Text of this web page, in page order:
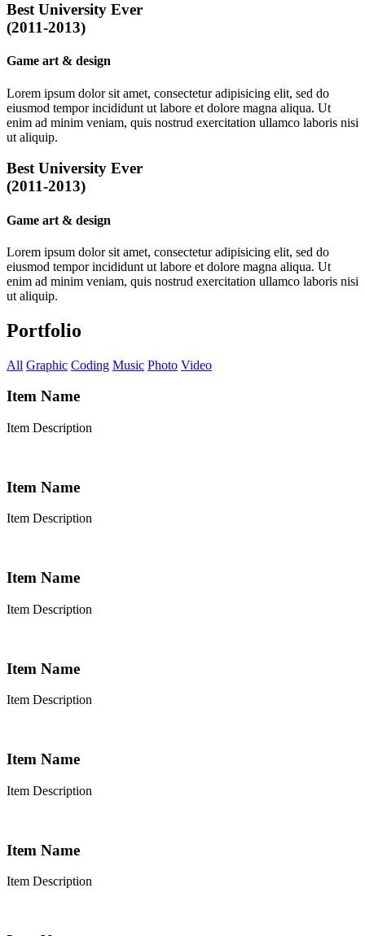
Best University Ever
(2011-2013)
Game art & design
Lorem ipsum dolor sit amet, consectetur adipisicing elit, sed do
eiusmod tempor incididunt ut labore et dolore magna aliqua. Ut
enim ad minim veniam, quis nostrud exercitation ullamco laboris nisi
ut aliquip.
Best University Ever
(2011-2013)
Game art & design
Lorem ipsum dolor sit amet, consectetur adipisicing elit, sed do
eiusmod tempor incididunt ut labore et dolore magna aliqua. Ut
enim ad minim veniam, quis nostrud exercitation ullamco laboris nisi
ut aliquip.
Portfolio
All Graphic Coding Music Photo Video
Item Name
Item Description
Item Name
Item Description
Item Name
Item Description
Item Name
Item Description
Item Name
Item Description
Item Name
Item Description